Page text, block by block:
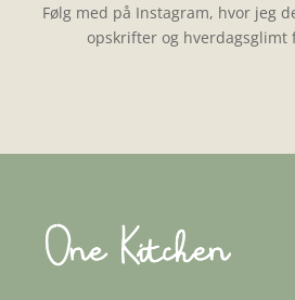
Følg med på Instagram, hvor jeg
opskrifter og hverdagsglimt